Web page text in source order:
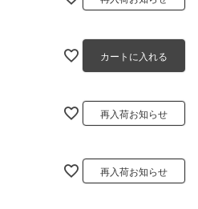
カートに入れる
再入荷お知らせ
再入荷お知らせ